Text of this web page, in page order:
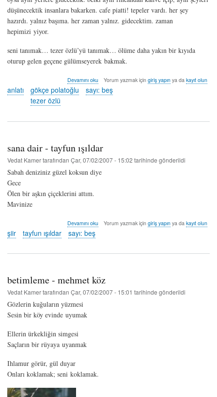
düşünecektik insanlara bakarken. cafe piatti! tepeler vardı. her şey
hazırdı. yalnız başıma. her zaman yalnız. gidecektim. zaman
hepimizi yiyor.
seni tanımak… tezer özlü’yü tanımak… ölüme daha yakın bir kıyıda
oturup gelen geçene gülümseyerek bakmak.
tezer
-
gökçe
Devamını oku Yorum yazmak için giriş yapınya da kayıt olun
anlatı
gökçe polatoğlu
tezer özlü
sayı: beş
sana dair - tayfun ışıldar
Vedat Kamertarafından Çar, 07/02/2007 - 15:02 tarihinde gönderildi
Sabah deniziniz güzel koksun diye
Gece
Ölen bir aşkın çiçeklerini attım.
Mavinize
sana
-
ışıldar
Devamını oku Yorum yazmak için giriş yapınya da kayıt olun
şiir tayfun ışıldar sayı: beş
betimleme - mehmet köz
Vedat Kamertarafından Çar, 07/02/2007 - 15:01 tarihinde gönderildi
Gözlerin kuğuların yüzmesi
Sesin bir köy evinde uyumak
Ellerin ürkekliğin simgesi
Saçların bir rüyaya uyanmak
Ihlamur görür, gül duyar
Onları koklamak; seni koklamak.